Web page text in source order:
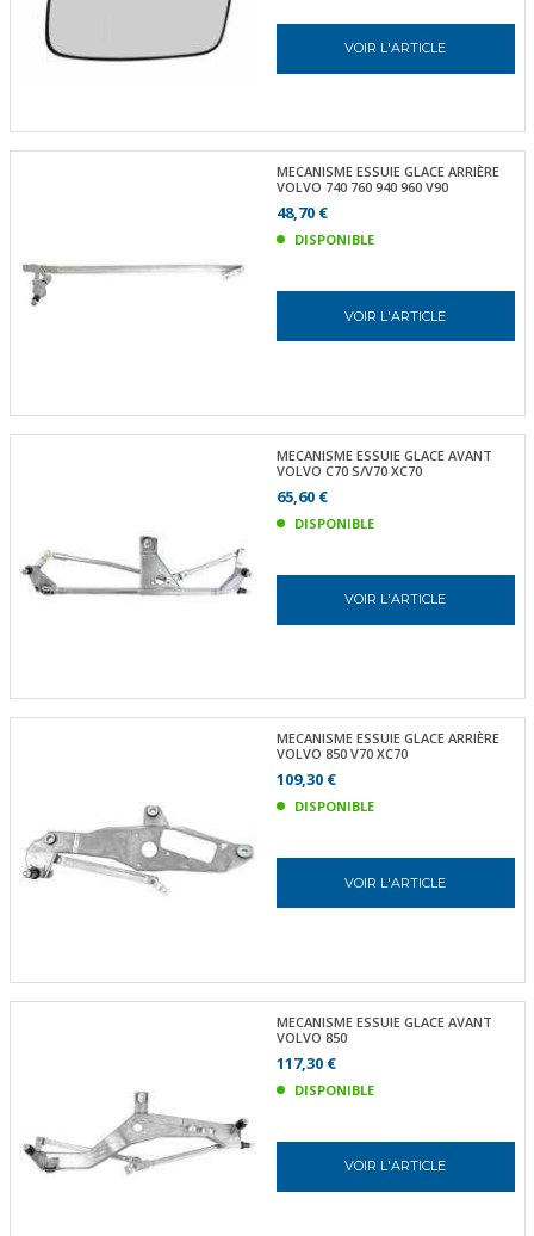
VOIR L'ARTICLE
MECANISME ESSUIE GLACE ARRIÈRE
VOLVO 740 760 940 960 V90
48,70 €
DISPONIBLE
VOIR L'ARTICLE
MECANISME ESSUIE GLACE AVANT
VOLVO C70 S/V70 XC70
65,60 €
DISPONIBLE
VOIR L'ARTICLE
MECANISME ESSUIE GLACE ARRIÈRE
VOLVO 850 V70 XC70
109,30 €
DISPONIBLE
VOIR L'ARTICLE
MECANISME ESSUIE GLACE AVANT
VOLVO 850
117,30 €
DISPONIBLE
VOIR L'ARTICLE